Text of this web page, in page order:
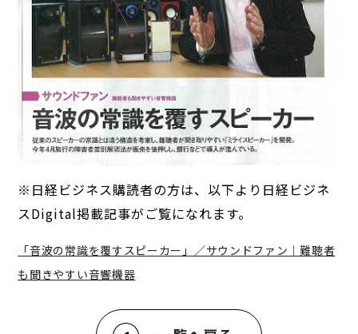
※日経ビジネス購読者の方は、以下より日経ビジネ
スDigital掲載記事がご覧になれます。
「音波の常識を覆すスピーカー」／サウンドファン｜難聴者
も聞きやすい音響機器